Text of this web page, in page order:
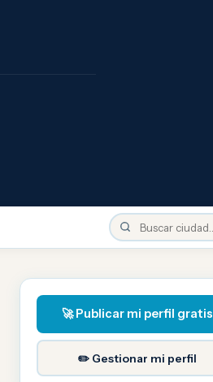
🚀 Publicar mi perfil gratis
✏️ Gestionar mi perfil